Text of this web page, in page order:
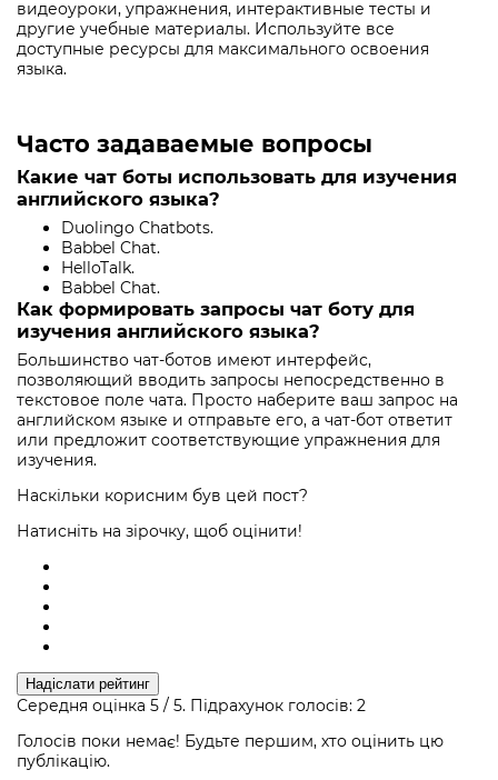
видеоуроки, упражнения, интерактивные тесты и
другие учебные материалы. Используйте все
доступные ресурсы для максимального освоения
языка.
Часто задаваемые вопросы
Какие чат боты использовать для изучения
английского языка?
Duolingo Chatbots.
Babbel Chat.
HelloTalk.
Babbel Chat.
Как формировать запросы чат боту для
изучения английского языка?
Большинство чат-ботов имеют интерфейс,
позволяющий вводить запросы непосредственно в
текстовое поле чата. Просто наберите ваш запрос на
английском языке и отправьте его, а чат-бот ответит
или предложит соответствующие упражнения для
изучения.
Наскільки корисним був цей пост?
Натисніть на зірочку, щоб оцінити!
Надіслати рейтинг
Середня оцінка 5 / 5. Підрахунок голосів: 2
Голосів поки немає! Будьте першим, хто оцінить цю
публікацію.